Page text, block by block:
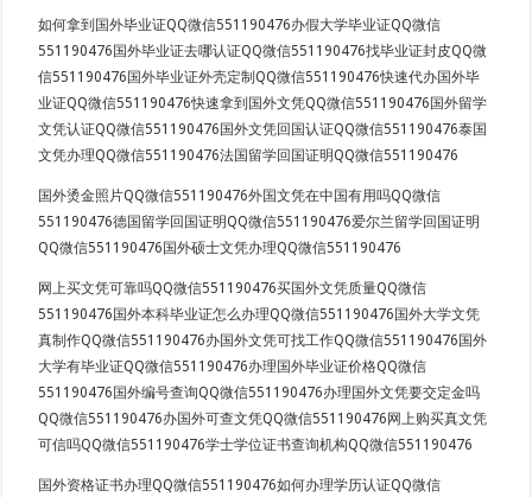
如何拿到国外毕业证QQ微信551190476办假大学毕业证QQ微信
551190476国外毕业证去哪认证QQ微信551190476找毕业证封皮QQ微
信551190476国外毕业证外壳定制QQ微信551190476快速代办国外毕
业证QQ微信551190476快速拿到国外文凭QQ微信551190476国外留学
文凭认证QQ微信551190476国外文凭回国认证QQ微信551190476泰国
文凭办理QQ微信551190476法国留学回国证明QQ微信551190476
国外烫金照片QQ微信551190476外国文凭在中国有用吗QQ微信
551190476德国留学回国证明QQ微信551190476爱尔兰留学回国证明
QQ微信551190476国外硕士文凭办理QQ微信551190476
网上买文凭可靠吗QQ微信551190476买国外文凭质量QQ微信
551190476国外本科毕业证怎么办理QQ微信551190476国外大学文凭
真制作QQ微信551190476办国外文凭可找工作QQ微信551190476国外
大学有毕业证QQ微信551190476办理国外毕业证价格QQ微信
551190476国外编号查询QQ微信551190476办理国外文凭要交定金吗
QQ微信551190476办国外可查文凭QQ微信551190476网上购买真文凭
可信吗QQ微信551190476学士学位证书查询机构QQ微信551190476
国外资格证书办理QQ微信551190476如何办理学历认证QQ微信